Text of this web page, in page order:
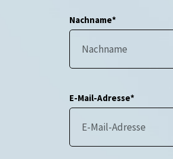
Nachname*
E-Mail-Adresse*